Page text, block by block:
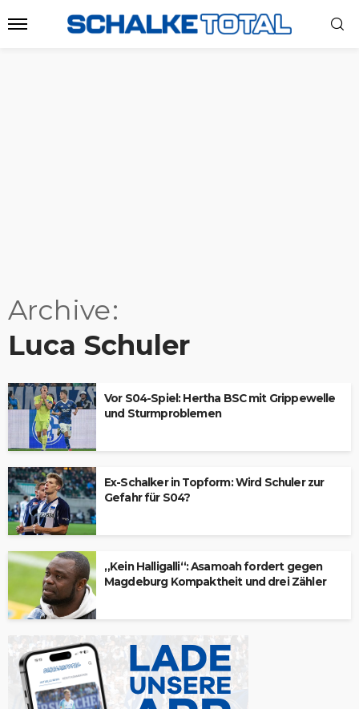
Archive
Luca Schuler
Vor S04-Spiel: Hertha BSC mit Grippewelle
und Sturmproblemen
Ex-Schalker in Topform: Wird Schuler zur
Gefahr für S04?
„Kein Halligalli“: Asamoah fordert gegen
Magdeburg Kompaktheit und drei Zähler